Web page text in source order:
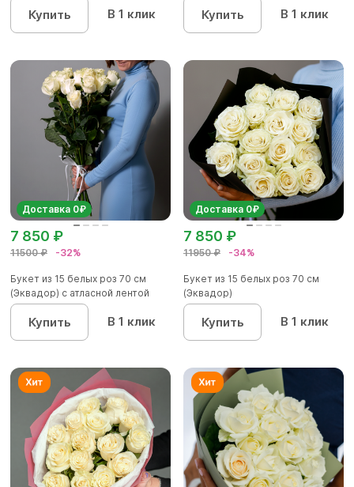
Купить В 1 клик Купить В 1 клик
Доставка 0₽
11500 ₽ -32%
7 850 ₽
Букет из 15 белых роз 70 см
(Эквадор) с атласной лентой
Купить В 1 клик
Доставка 0₽
11950 ₽ -34%
7 850 ₽
Букет из 15 белых роз 70 см
(Эквадор)
Купить В 1 клик